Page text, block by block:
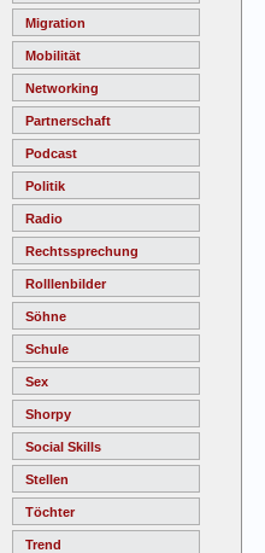
Migration
Mobilität
Networking
Partnerschaft
Podcast
Politik
Radio
Rechtssprechung
Rolllenbilder
Söhne
Schule
Sex
Shorpy
Social Skills
Stellen
Töchter
Trend